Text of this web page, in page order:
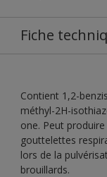
Fiche
Contient 1,2-
méthyl-2H-
one. Peut
gouttelettes
lors de la
brouillards.